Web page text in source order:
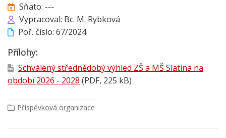
Sňato: ---
Vypracoval: Bc. M. Rybková
Poř. číslo: 67/2024
Přílohy:
Schválený střednědobý výhled ZŠ a MŠ Slatina na
období 2026 - 2028 (PDF, 225 kB)
Příspěvková organizace